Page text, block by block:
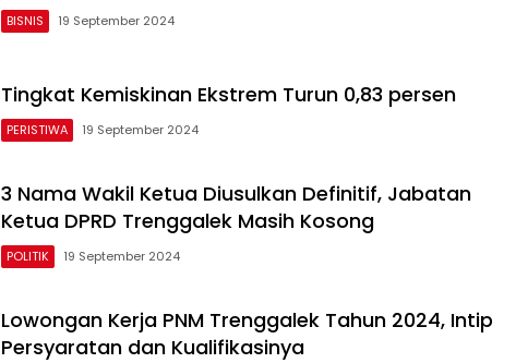
BISNIS 19 September 2024
Tingkat Kemiskinan Ekstrem Turun 0,83 persen
PERISTIWA 19 September 2024
3 Nama Wakil Ketua Diusulkan Definitif, Jabatan
Ketua DPRD Trenggalek Masih Kosong
POLITIK 19 September 2024
Lowongan Kerja PNM Trenggalek Tahun 2024, Intip
Persyaratan dan Kualifikasinya